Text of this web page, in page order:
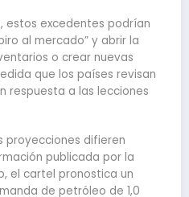
estos excedentes podrían
al mercado” y abrir la
o crear nuevas
que los países revisan
respuesta a las lecciones
proyecciones difieren
publicada por la
el cartel pronostica un
de petróleo de 1,0